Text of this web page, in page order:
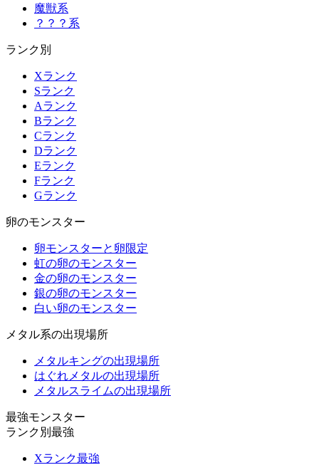
魔獣系
？？？系
ランク別
Xランク
Sランク
Aランク
Bランク
Cランク
Dランク
Eランク
Fランク
Gランク
卵のモンスター
卵モンスターと卵限定
虹の卵のモンスター
金の卵のモンスター
銀の卵のモンスター
白い卵のモンスター
メタル系の出現場所
メタルキングの出現場所
はぐれメタルの出現場所
メタルスライムの出現場所
最強モンスター
ランク別最強
Xランク最強